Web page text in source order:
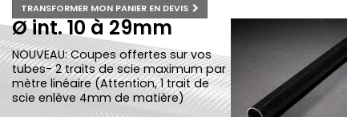
TRANSFORMER MON PANIER EN DEVIS
Ø int. 10 à 29mm
NOUVEAU: Coupes offertes sur vos
tubes- 2 traits de scie maximum par
mètre linéaire (Attention, 1 trait de
scie enlève 4mm de matière)